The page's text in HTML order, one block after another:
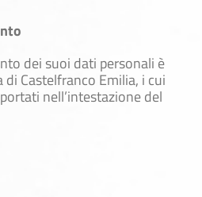
dei suoi dati personali è
di Castelfranco Emilia, i cui
nell’intestazione del